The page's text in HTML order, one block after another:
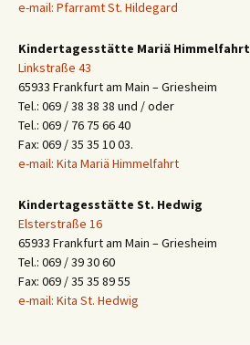
e-mail: Pfarramt St. Hildegard
Kindertagesstätte Mariä Himmelfahrt
Linkstraße 43
65933 Frankfurt am Main – Griesheim
Tel.: 069 / 38 38 38 und / oder
Tel.: 069 / 76 75 66 40
Fax: 069 / 35 35 10 03.
e-mail: Kita Mariä Himmelfahrt
Kindertagesstätte St. Hedwig
Elsterstraße 16
65933 Frankfurt am Main – Griesheim
Tel.: 069 / 39 30 60
Fax: 069 / 35 35 89 55
e-mail: Kita St. Hedwig